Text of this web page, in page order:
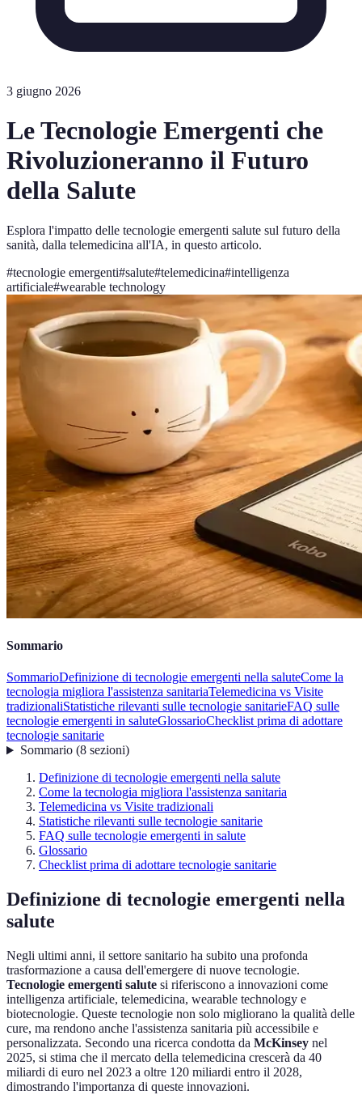
3 giugno 2026
Le Tecnologie Emergenti che
Rivoluzioneranno il Futuro
della Salute
Esplora l'impatto delle tecnologie emergenti salute sul futuro della
sanità, dalla telemedicina all'IA, in questo articolo.
#tecnologie emergenti#salute#telemedicina#intelligenza
artificiale#wearable technology
Sommario
SommarioDefinizione di tecnologie emergenti nella saluteCome la
tecnologia migliora l'assistenza sanitariaTelemedicina vs Visite
tradizionaliStatistiche rilevanti sulle tecnologie sanitarieFAQ sulle
tecnologie emergenti in saluteGlossarioChecklist prima di adottare
tecnologie sanitarie
Sommario(8 sezioni)
Definizione di tecnologie emergenti nella salute
Come la tecnologia migliora l'assistenza sanitaria
Telemedicina vs Visite tradizionali
Statistiche rilevanti sulle tecnologie sanitarie
FAQ sulle tecnologie emergenti in salute
Glossario
Checklist prima di adottare tecnologie sanitarie
Definizione di tecnologie emergenti nella
salute
Negli ultimi anni, il settore sanitario ha subito una profonda
trasformazione a causa dell'emergere di nuove tecnologie.
Tecnologie emergenti salute si riferiscono a innovazioni come
intelligenza artificiale, telemedicina, wearable technology e
biotecnologie. Queste tecnologie non solo migliorano la qualità delle
cure, ma rendono anche l'assistenza sanitaria più accessibile e
personalizzata. Secondo una ricerca condotta da McKinsey nel
2025, si stima che il mercato della telemedicina crescerà da 40
miliardi di euro nel 2023 a oltre 120 miliardi entro il 2028,
dimostrando l'importanza di queste innovazioni.